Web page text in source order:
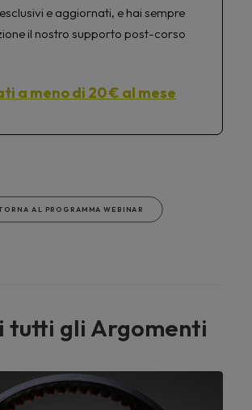
e aggiornati, e hai sempre
il nostro supporto post-corso
a meno di 20 € al mese
AL PROGRAMMA WEBINAR
tutti gli Argomenti